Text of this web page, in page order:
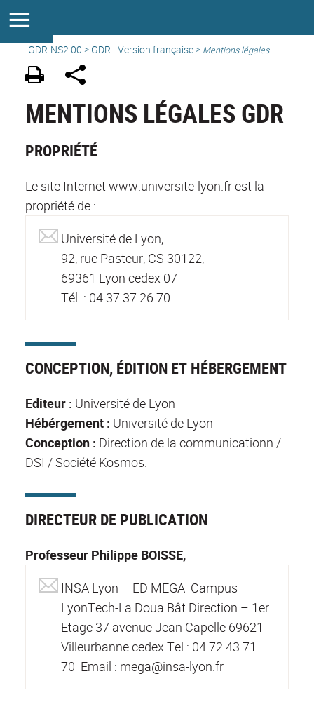
GDR-NS2.00 > GDR - Version française> Mentions légales
MENTIONS LÉGALES GDR
PROPRIÉTÉ
Le site Internet www.universite-lyon.fr est la
propriété de :
Université de Lyon,
92, rue Pasteur, CS 30122,
69361 Lyon cedex 07
Tél. : 04 37 37 26 70
CONCEPTION, ÉDITION ET HÉBERGEMENT
Editeur : Université de Lyon
Hébérgement : Université de Lyon
Conception : Direction de la communicationn /
DSI / Société Kosmos.
DIRECTEUR DE PUBLICATION
Professeur Philippe BOISSE,
INSA Lyon – ED MEGA Campus
LyonTech-La Doua Bât Direction – 1er
Etage 37 avenue Jean Capelle 69621
Villeurbanne cedex Tel : 04 72 43 71
70 Email : mega@insa-lyon.fr